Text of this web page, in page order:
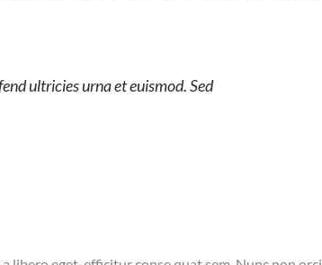
ultricies urna et euismod. Sed